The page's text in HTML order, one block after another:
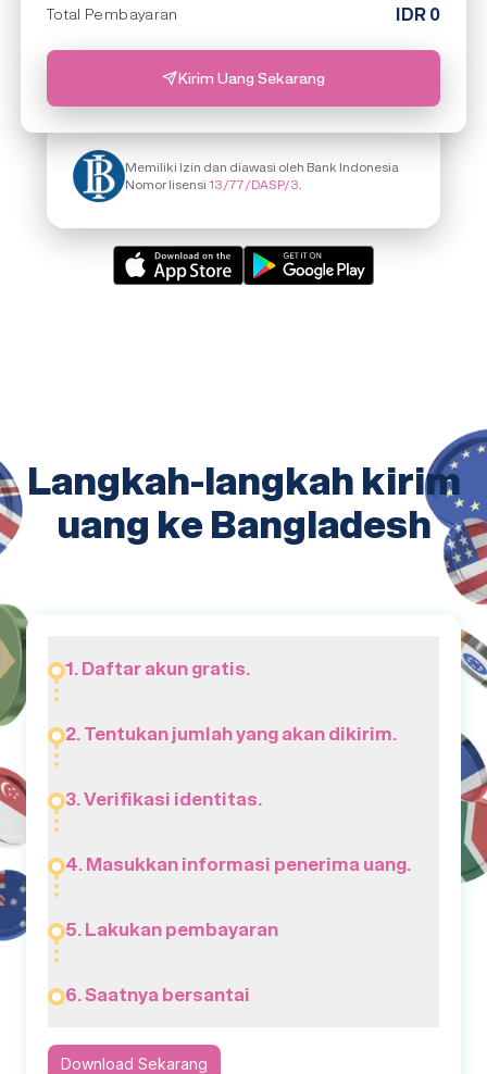
Total Pembayaran
IDR0
Kirim Uang Sekarang
Memiliki Izin dan diawasi oleh Bank Indonesia
Nomor lisensi13/77/DASP/3.
Langkah-langkah kirim
uang ke Bangladesh
1. Daftar akun gratis.
2. Tentukan jumlah yang akan dikirim.
3. Verifikasi identitas.
4. Masukkan informasi penerima uang.
5. Lakukan pembayaran
6. Saatnya bersantai
Download Sekarang